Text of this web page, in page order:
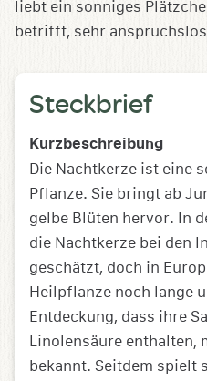
liebt ein sonniges
betrifft, sehr
Steckbrief
Kurzbeschreibung
Die Nachtkerze ist eine
Pflanze. Sie bringt ab
gelbe Blüten hervor. In
die Nachtkerze bei den
geschätzt, doch in
Heilpflanze noch lange
Entdeckung, dass ihre
Linolensäure enthalten,
bekannt. Seitdem spielt